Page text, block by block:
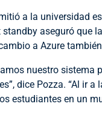
a la universidad
aseguró que
a Azure
nuestro sistema
dice Pozza. “Al ir
estudiantes en un